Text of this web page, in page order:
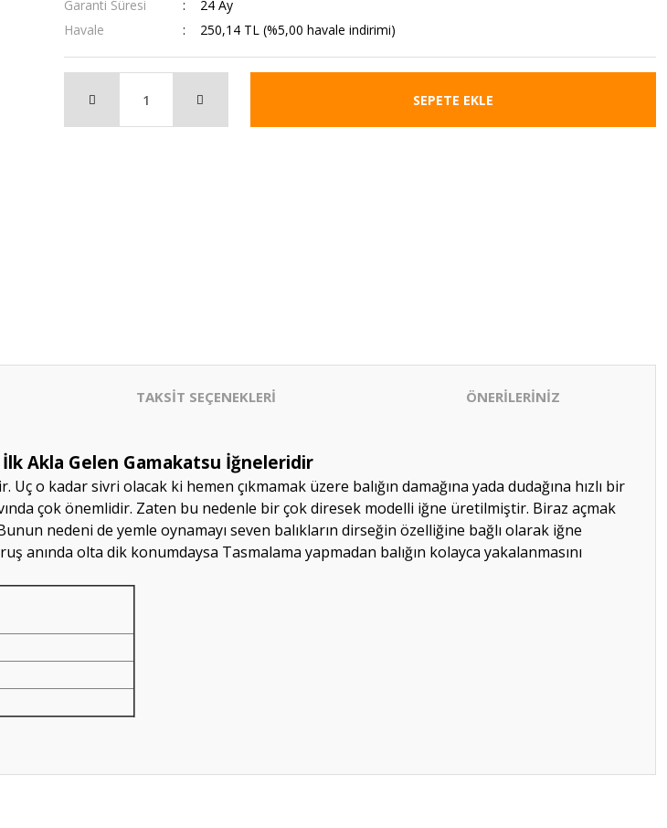
Garanti Süresi
24 Ay
Havale
250,14 TL (%5,00 havale indirimi)
SEPETE EKLE
TAKSİT SEÇENEKLERİ ÖNERİLERİNİZ
Akla Gelen Gamakatsu İğneleridir
o kadar sivri olacak ki hemen çıkmamak üzere balığın damağına yada dudağına hızlı bir
çok önemlidir. Zaten bu nedenle bir çok diresek modelli iğne üretilmiştir. Biraz açmak
nedeni de yemle oynamayı seven balıkların dirseğin özelliğine bağlı olarak iğne
anında olta dik konumdaysa Tasmalama yapmadan balığın kolayca yakalanmasını